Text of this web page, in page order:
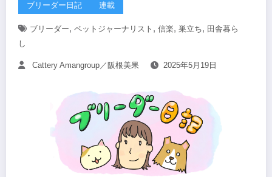
ブリーダー日記 連載
ブリーダー, ペットジャーナリスト , 信楽, 巣立ち, 田舎暮ら
し
Cattery Amangroup／阪根美果 2025年5月19日